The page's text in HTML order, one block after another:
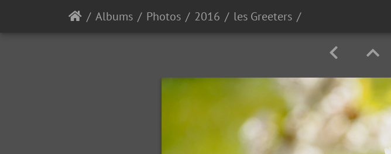
Albums Photos 2016 les Greeters